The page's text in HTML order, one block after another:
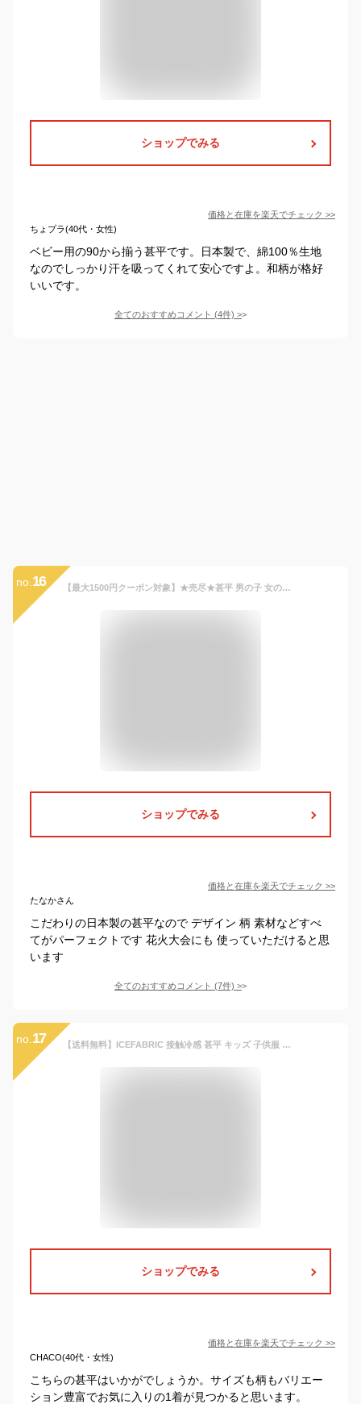
ショップでみる
価格と在庫を楽天でチェック >>
ちょプラ(40代・女性)
ベビー用の90から揃う甚平です。日本製で、綿100％生地
なのでしっかり汗を吸ってくれて安心ですよ。和柄が格好
いいです。
全てのおすすめコメント (4件) >
no. 16 【最大1500円クーポン対象】★売尽★甚平 男の子 女の子 子供 日本製 おしゃれ キッズ ブランド 綿100％ 80cm 90cm 100cm 110cm 120cm わくわく和ポップ！ 子供服 和柄 ベビー じんべい こども 男児 女児 上下セット セパレート 夏祭り 甚平 男の子 P
ショップでみる
価格と在庫を楽天でチェック >>
たなかさん
こだわりの日本製の甚平なので デザイン 柄 素材などすべ
てがパーフェクトです 花火大会にも 使っていただけると思
います
全てのおすすめコメント (7件) >
no. 17 【送料無料】ICEFABRIC 接触冷感 甚平 キッズ 子供服 男の子 女の子 綿タッチ おしゃれ お祭り 浴衣 和服 和装 無地 花柄 ジンベイ こども 子供用 子ども セットアップ 上下セット 部屋着 ジュニア 夏物 夏服 110cm 120cm 130cm 140cm 150cm 160cm「934-30.935-00.935-01」
ショップでみる
価格と在庫を楽天でチェック >>
CHACO(40代・女性)
こちらの甚平はいかがでしょうか。サイズも柄もバリエー
ション豊富でお気に入りの1着が見つかると思います。